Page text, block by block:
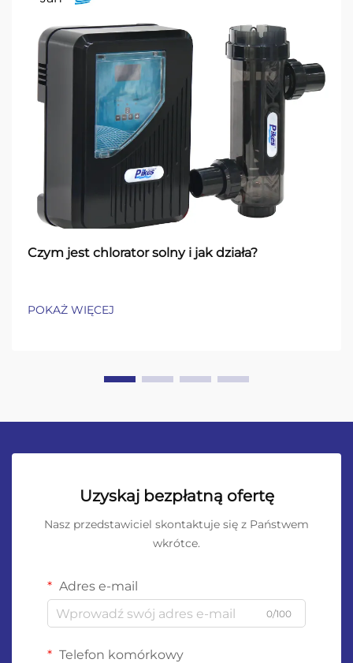
Czym jest chlorator solny i jak działa?
POKAŻ WIĘCEJ
Uzyskaj bezpłatną ofertę
Nasz przedstawiciel skontaktuje się z Państwem
wkrótce.
Adres e-mail
0/100
Telefon komórkowy